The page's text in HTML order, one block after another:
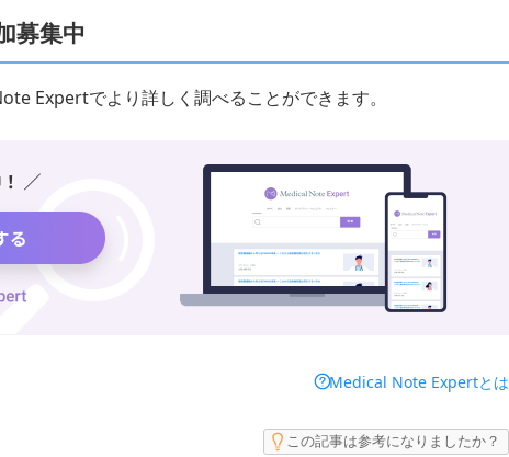
募集中
Expertでより詳しく調べることができます。
Medical Note Expertとは
この記事は参考になりましたか？